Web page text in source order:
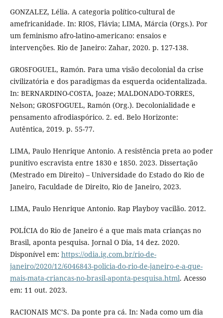
GONZALEZ, Lélia. A categoria político-cultural de
amefricanidade. In: RIOS, Flávia; LIMA, Márcia (Orgs.). Por
um feminismo afro-latino-americano: ensaios e
intervenções. Rio de Janeiro: Zahar, 2020. p. 127-138.
GROSFOGUEL, Ramón. Para uma visão decolonial da crise
civilizatória e dos paradigmas da esquerda ocidentalizada.
In: BERNARDINO-COSTA, Joaze; MALDONADO-TORRES,
Nelson; GROSFOGUEL, Ramón (Org.). Decolonialidade e
pensamento afrodiaspórico. 2. ed. Belo Horizonte:
Autêntica, 2019. p. 55-77.
LIMA, Paulo Henrique Antonio. A resistência preta ao poder
punitivo escravista entre 1830 e 1850. 2023. Dissertação
(Mestrado em Direito) – Universidade do Estado do Rio de
Janeiro, Faculdade de Direito, Rio de Janeiro, 2023.
LIMA, Paulo Henrique Antonio. Rap Playboy vacilão. 2012.
POLÍCIA do Rio de Janeiro é a que mais mata crianças no
Brasil, aponta pesquisa. Jornal O Dia, 14 dez. 2020.
Disponível em: https://odia.ig.com.br/rio-de-
janeiro/2020/12/6046843-policia-do-rio-de-janeiro-e-a-que-
mais-mata-criancas-no-brasil-aponta-pesquisa.html. Acesso
em: 11 out. 2023.
RACIONAIS MC’S. Da ponte pra cá. In: Nada como um dia